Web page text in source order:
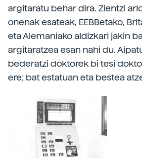
argitaratu behar dira. Zientzi
onenak esateak, EEBBetako,
eta Alemaniako aldizkari jakin
argitaratzea esan nahi du.
bederatzi doktorek bi tesi
ere; bat estatuan eta bestea